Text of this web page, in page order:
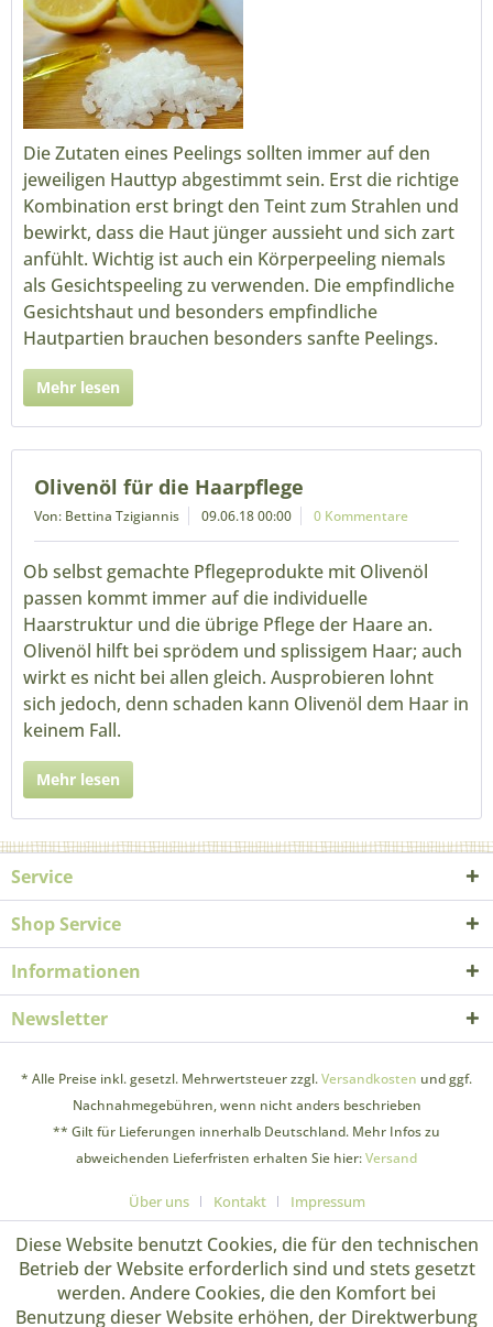
Die Zutaten eines Peelings sollten immer auf den
jeweiligen Hauttyp abgestimmt sein. Erst die richtige
Kombination erst bringt den Teint zum Strahlen und
bewirkt, dass die Haut jünger aussieht und sich zart
anfühlt. Wichtig ist auch ein Körperpeeling niemals
als Gesichtspeeling zu verwenden. Die empfindliche
Gesichtshaut und besonders empfindliche
Hautpartien brauchen besonders sanfte Peelings.
Mehr lesen
Olivenöl für die Haarpflege
Von: Bettina Tzigiannis 09.06.18 00:00 0 Kommentare
Ob selbst gemachte Pflegeprodukte mit Olivenöl
passen kommt immer auf die individuelle
Haarstruktur und die übrige Pflege der Haare an.
Olivenöl hilft bei sprödem und splissigem Haar; auch
wirkt es nicht bei allen gleich. Ausprobieren lohnt
sich jedoch, denn schaden kann Olivenöl dem Haar in
keinem Fall.
Mehr lesen
Service
Shop Service
Informationen
Newsletter
* Alle Preise inkl. gesetzl. Mehrwertsteuer zzgl.Versandkosten und ggf.
Nachnahmegebühren, wenn nicht anders beschrieben
** Gilt für Lieferungen innerhalb Deutschland. Mehr Infos zu
abweichenden Lieferfristen erhalten Sie hier:Versand
Über uns Kontakt Impressum
Diese Website benutzt Cookies, die für den technischen
Betrieb der Website erforderlich sind und stets gesetzt
werden. Andere Cookies, die den Komfort bei
Benutzung dieser Website erhöhen, der Direktwerbung